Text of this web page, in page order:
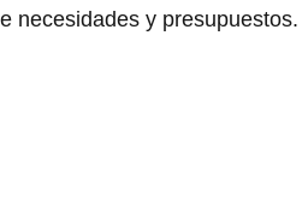
necesidades y presupuestos.